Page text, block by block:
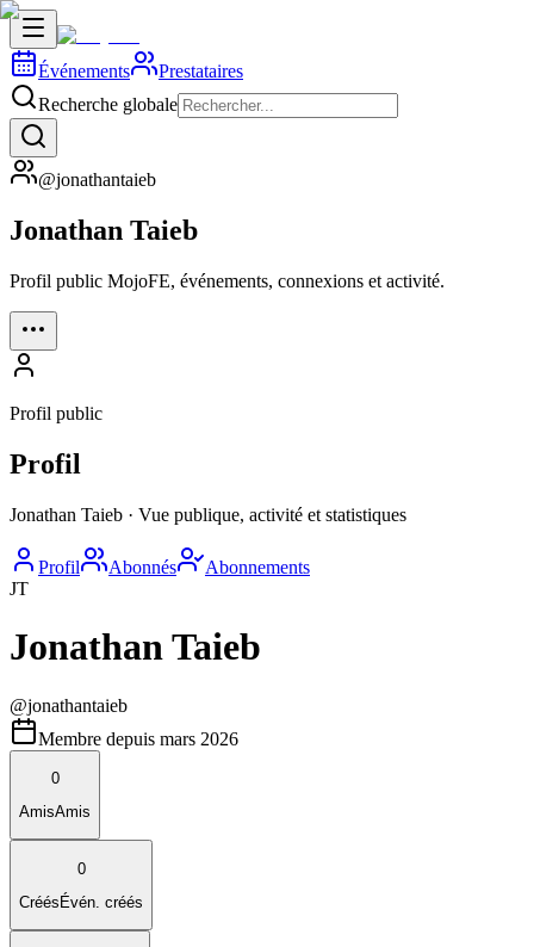
Événements
Prestataires
Recherche globale
@jonathantaieb
Jonathan Taieb
Profil public MojoFE, événements, connexions et activité.
Profil public
Profil
Jonathan Taieb · Vue publique, activité et statistiques
Profil Abonnés
Abonnements
JT
Jonathan Taieb
@jonathantaieb
Membre depuis mars 2026
0
AmisAmis
0
Créés Évén. créés